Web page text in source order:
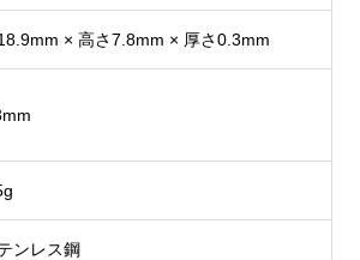
× 高さ7.8mm × 厚さ0.3mm
ンレス鋼